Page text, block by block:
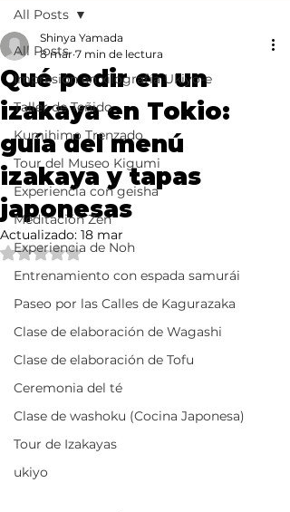
All Posts
Impresión en xilografía Ukiyo-e
Taller de Teñido
Kumihimo Trenzado
Tour del Museo Kigumi
Experiencia con geisha
Meditación Zen
Experiencia de Noh
Entrenamiento con espada samurái
Paseo por las Calles de Kagurazaka
Clase de elaboración de Wagashi
Clase de elaboración de Tofu
Ceremonia del té
Clase de washoku (Cocina Japonesa)
Tour de Izakayas
ukiyo
All Posts
Qué pedir en un
izakaya en Tokio:
guía del menú
izakaya y tapas
japonesas
Shinya Yamada
8 mar 7 min de lectura
Actualizado: 18 mar
Obtuvo NaN de 5 estrellas.